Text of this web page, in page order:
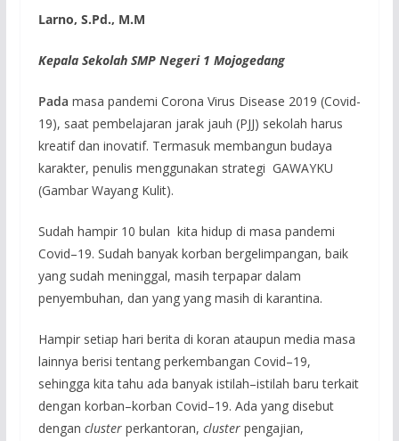
Larno, S.Pd., M.M
Kepala Sekolah SMP Negeri1 Mojogedang
Pada masa pandemi Corona Virus Disease 2019 (Covid-
19), saat pembelajaran jarak jauh (PJJ) sekolah harus
kreatif dan inovatif. Termasuk membangun budaya
karakter, penulis menggunakan strategi GAWAYKU
(Gambar Wayang Kulit).
Sudah hampir 10 bulan kita hidup di masa pandemi
Covid–19. Sudah banyak korban bergelimpangan, baik
yang sudah meninggal, masih terpapar dalam
penyembuhan, dan yang yang masih di karantina.
Hampir setiap hari berita di koran ataupun media masa
lainnya berisi tentang perkembangan Covid–19,
sehingga kita tahu ada banyak istilah–istilah baru terkait
dengan korban–korban Covid–19. Ada yang disebut
dengan clusterperkantoran, clusterpengajian,